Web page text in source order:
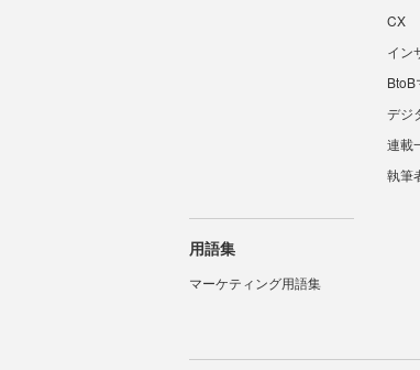
CX
イン
BtoB
デジ
連載
執筆
用語集
マーケティング用語集